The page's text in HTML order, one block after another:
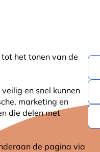
het tonen van de
en snel kunnen
marketing en
die delen met
de pagina via
CADEAUS